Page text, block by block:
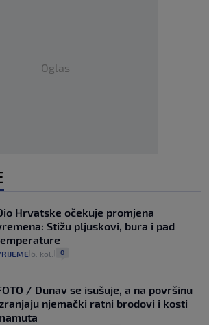
Oglas
Hrvatske očekuje promjena
Stižu pljuskovi, bura i pad
6. kol. 0
/ Dunav se isušuje, a na površinu
njemački ratni brodovi i kosti